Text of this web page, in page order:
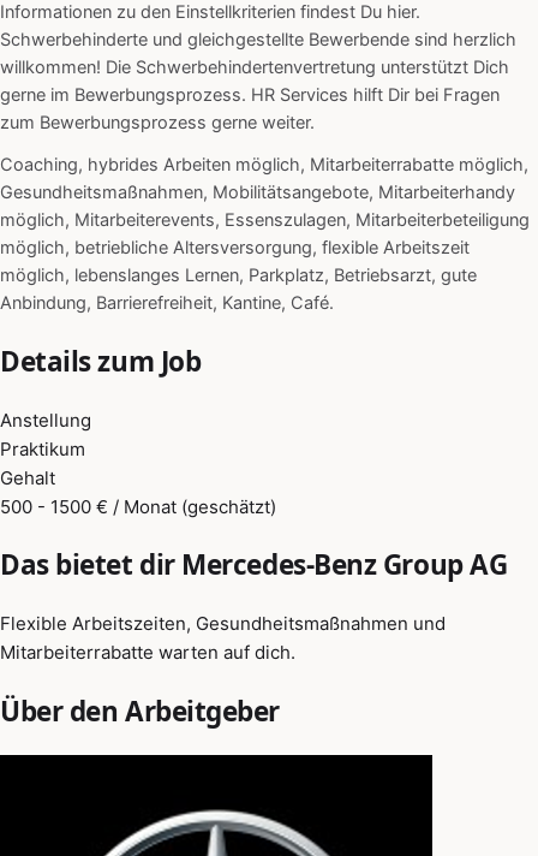
Informationen zu den Einstellkriterien findest Du hier.
Schwerbehinderte und gleichgestellte Bewerbende sind herzlich
willkommen! Die Schwerbehindertenvertretung unterstützt Dich
gerne im Bewerbungsprozess. HR Services hilft Dir bei Fragen
zum Bewerbungsprozess gerne weiter.
Coaching, hybrides Arbeiten möglich, Mitarbeiterrabatte möglich,
Gesundheitsmaßnahmen, Mobilitätsangebote, Mitarbeiterhandy
möglich, Mitarbeiterevents, Essenszulagen, Mitarbeiterbeteiligung
möglich, betriebliche Altersversorgung, flexible Arbeitszeit
möglich, lebenslanges Lernen, Parkplatz, Betriebsarzt, gute
Anbindung, Barrierefreiheit, Kantine, Café.
Details zum Job
Anstellung
Praktikum
Gehalt
500 - 1500 € / Monat (geschätzt)
Das bietet dir Mercedes-Benz Group AG
Flexible Arbeitszeiten, Gesundheitsmaßnahmen und
Mitarbeiterrabatte warten auf dich.
Über den Arbeitgeber